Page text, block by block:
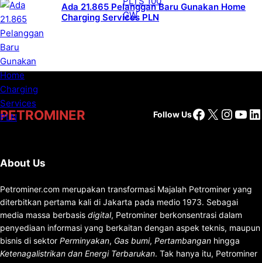
Ada 21.865 Pelanggan Baru Gunakan Home
Charging Services PLN
PETROMINER Follow UsFacebook
X
About Us
Petrominer.com merupakan transformasi Majalah Petrominer yang
diterbitkan pertama kali di Jakarta pada medio 1973. Sebagai
media massa berbasis digital, Petrominer berkonsentrasi dalam
penyediaan informasi yang berkaitan dengan aspek teknis, maupun
bisnis di sektor Perminyakan, Gas bumi, Pertambangan hingga
Ketenagalistrikan dan Energi Terbarukan. Tak hanya itu, Petrominer